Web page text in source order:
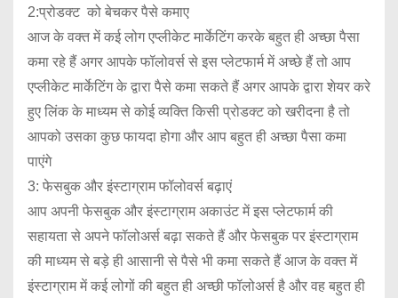
2:प्रोडक्ट को बेचकर पैसे कमाए
आज के वक्त में कई लोग एप्लीकेट मार्केटिंग करके बहुत ही अच्छा पैसा
कमा रहे हैं अगर आपके फॉलोवर्स से इस प्लेटफार्म में अच्छे हैं तो आप
एप्लीकेट मार्केटिंग के द्वारा पैसे कमा सकते हैं अगर आपके द्वारा शेयर करे
हुए लिंक के माध्यम से कोई व्यक्ति किसी प्रोडक्ट को खरीदना है तो
आपको उसका कुछ फायदा होगा और आप बहुत ही अच्छा पैसा कमा
पाएंगे
3: फेसबुक और इंस्टाग्राम फॉलोवर्स बढ़ाएं
आप अपनी फेसबुक और इंस्टाग्राम अकाउंट में इस प्लेटफार्म की
सहायता से अपने फॉलोअर्स बढ़ा सकते हैं और फेसबुक पर इंस्टाग्राम
की माध्यम से बड़े ही आसानी से पैसे भी कमा सकते हैं आज के वक्त में
इंस्टाग्राम में कई लोगों की बहुत ही अच्छी फॉलोअर्स है और वह बहुत ही